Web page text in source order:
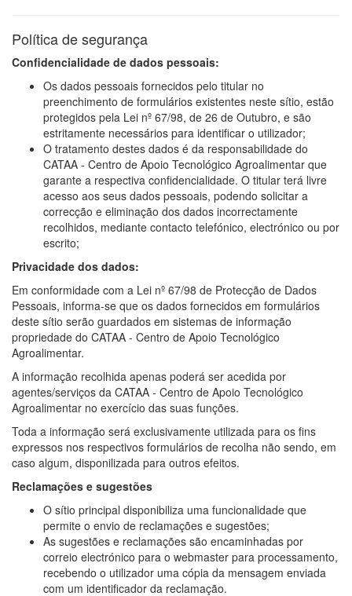
Política de segurança
Confidencialidade de dados pessoais:
Os dados pessoais fornecidos pelo titular no
preenchimento de formulários existentes neste sítio, estão
protegidos pela Lei nº 67/98, de 26 de Outubro, e são
estritamente necessários para identificar o utilizador;
O tratamento destes dados é da responsabilidade do
CATAA - Centro de Apoio Tecnológico Agroalimentar que
garante a respectiva confidencialidade. O titular terá livre
acesso aos seus dados pessoais, podendo solicitar a
correcção e eliminação dos dados incorrectamente
recolhidos, mediante contacto telefónico, electrónico ou por
escrito;
Privacidade dos dados:
Em conformidade com a Lei nº 67/98 de Protecção de Dados
Pessoais, informa-se que os dados fornecidos em formulários
deste sítio serão guardados em sistemas de informação
propriedade do CATAA - Centro de Apoio Tecnológico
Agroalimentar.
A informação recolhida apenas poderá ser acedida por
agentes/serviços da CATAA - Centro de Apoio Tecnológico
Agroalimentar no exercício das suas funções.
Toda a informação será exclusivamente utilizada para os fins
expressos nos respectivos formulários de recolha não sendo, em
caso algum, disponilizada para outros efeitos.
Reclamações e sugestões
O sítio principal disponibiliza uma funcionalidade que
permite o envio de reclamações e sugestões;
As sugestões e reclamações são encaminhadas por
correio electrónico para o webmaster para processamento,
recebendo o utilizador uma cópia da mensagem enviada
com um identificador da reclamação.